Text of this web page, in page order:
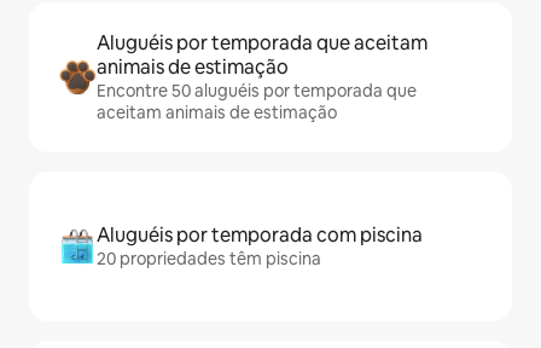
Aluguéis por temporada que aceitam
animais de estimação
Encontre 50 aluguéis por temporada que
aceitam animais de estimação
Aluguéis por temporada com piscina
20 propriedades têm piscina